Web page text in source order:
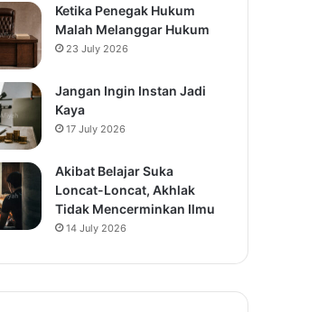
Ketika Penegak Hukum
Malah Melanggar Hukum
23 July 2026
Jangan Ingin Instan Jadi
Kaya
17 July 2026
Akibat Belajar Suka
Loncat-Loncat, Akhlak
Tidak Mencerminkan Ilmu
14 July 2026